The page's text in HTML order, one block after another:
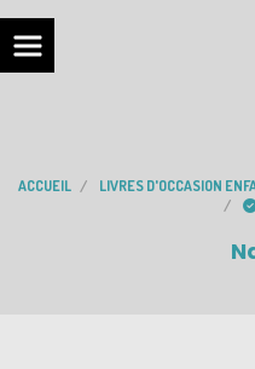
ACCUEIL LIVRES D'OCCASION